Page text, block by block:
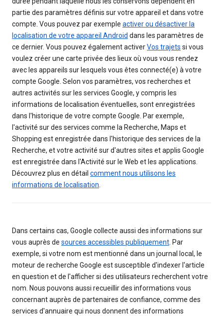
partie des paramètres définis sur votre appareil et dans votre
compte. Vous pouvez par exemple activer ou désactiver la
localisation de votre appareil Android dans les paramètres de
ce dernier. Vous pouvez également activerVos trajets si vous
voulez créer une carte privée des lieux où vous vous rendez
avec les appareils sur lesquels vous êtes connecté(e) à votre
compte Google. Selon vos paramètres, vos recherches et
autres activités sur les services Google, y compris les
informations de localisation éventuelles, sont enregistrées
dans l'historique de votre compte Google. Par exemple,
l'activité sur des services comme la Recherche, Maps et
Shopping est enregistrée dans l'historique des services de la
Recherche, et votre activité sur d'autres sites et applis Google
est enregistrée dans l'Activité sur le Web et les applications.
Découvrez plus en détail comment nous utilisons les
informations de localisation
Dans certains cas, Google collecte aussi des informations sur
vous auprès de sources accessibles publiquement . Par
exemple, si votre nom est mentionné dans un journal local, le
moteur de recherche Google est susceptible d'indexer l'article
en question et de l'afficher si des utilisateurs recherchent votre
nom. Nous pouvons aussi recueillir des informations vous
concernant auprès de partenaires de confiance, comme des
services d'annuaire qui nous donnent des informations